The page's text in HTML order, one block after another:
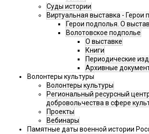
Суды истории
Виртуальная выставка - Герои
Герои подполья. О
Волотовское подполье
О выставке
Книги
Периодические
Архивные
Волонтеры культуры
Волонтеры культуры
Региональный ресурсный
добровольчества в сфере
Проекты
Вебинары
Памятные даты военной истории